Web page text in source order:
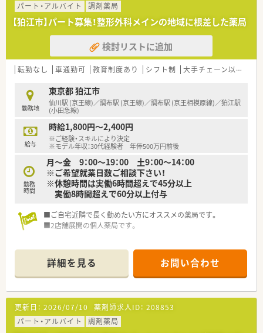
パート・アルバイト
調剤薬局
【狛江市】パート募集！整形外科メインの地域に根差した薬局
検討リストに追加
転勤なし 車通勤可 教育制度あり シフト制 大手チェーン以外
勤務地
東京都 狛江市
仙川駅 (京王線)／調布駅 (京王線)／調布駅 (京王相模原線)／狛江駅
(小田急線)
給与
時給1,800円～2,400円
※ご経験・スキルにより決定
※モデル年収：30代経験者 年俸500万円前後
勤務
時間
月～金 9：00～19：00 土9：00～14：00
※ご希望就業日数ご相談下さい！
※休憩時間は実働6時間超えで45分以上
実働8時間超えで60分以上付与
■ご自宅近隣で長く勤めたい方にオススメの薬局です。
■2店舗展開の個人薬局です。
詳細を見る お問い合わせ
更新日： 2026/07/10 薬剤師求人ID： 208853
パート・アルバイト
調剤薬局